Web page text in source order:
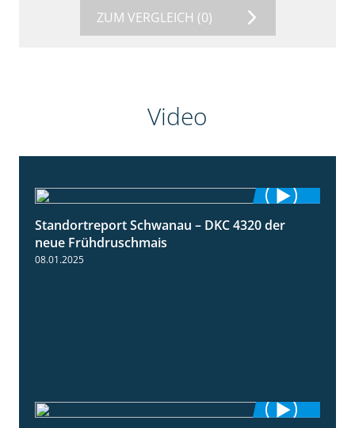
ZUM VERGLEICH (0)
Video
1:25
Standortreport Schwanau – DKC 4320 der
neue Frühdruschmais
08.01.2025